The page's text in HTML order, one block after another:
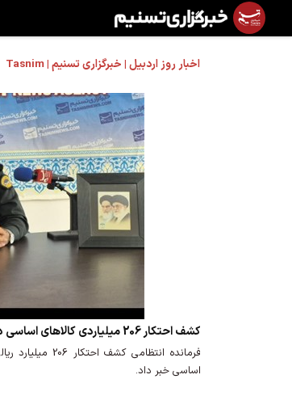
اخبار روز اردبیل | خبرگزاری تسنیم | Tasnim
کشف احتکار 206 میلیاردی کالاهای اساسی در اردبیل
فرمانده انتظامی
اساسی خبر داد.